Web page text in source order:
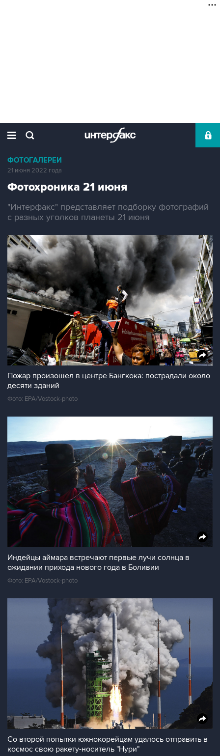
ФОТОГАЛЕРЕИ
21 июня 2022 года
Фотохроника 21 июня
"Интерфакс" представляет подборку фотографий
с разных уголков планеты 21 июня
Пожар произошел в центре Бангкока: пострадали около
десяти зданий
Фото: EPA/Vostock-photo
Индейцы аймара встречают первые лучи солнца в
ожидании прихода нового года в Боливии
Фото: EPA/Vostock-photo
Со второй попытки южнокорейцам удалось отправить в
космос свою ракету-носитель "Нури"